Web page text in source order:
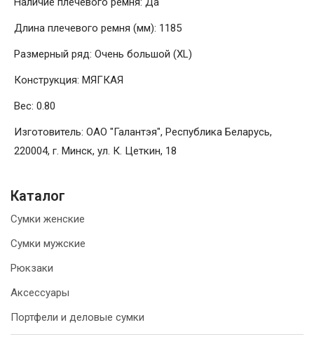
Длина плечевого ремня (мм): 1185
Размерный ряд: Очень большой (XL)
Конструкция: МЯГКАЯ
Вес: 0.80
Изготовитель: ОАО "Галантэя", Республика Беларусь,
220004, г. Минск, ул. К. Цеткин, 18
Каталог
Сумки женские
Сумки мужские
Рюкзаки
Аксессуары
Портфели и деловые сумки